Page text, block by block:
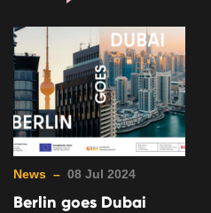
News – 08 Jul 2024
Berlin goes Dubai